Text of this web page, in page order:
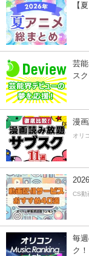
【
芸
ス
漫
オリ
CS動
毎
ク！